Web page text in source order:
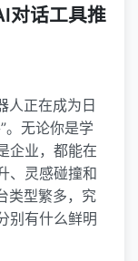
对话工具推
人正在成为日
。无论你是学
企业，都能在
、灵感碰撞和
类型繁多，究
别有什么鲜明